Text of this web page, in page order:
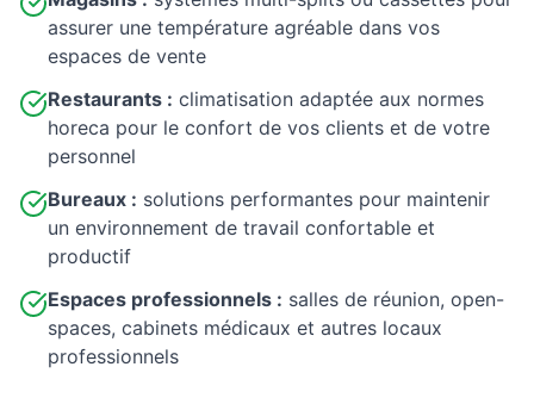
assurer une température agréable dans vos
espaces de vente
Restaurants : climatisation adaptée aux normes
horeca pour le confort de vos clients et de votre
personnel
Bureaux : solutions performantes pour maintenir
un environnement de travail confortable et
productif
Espaces professionnels : salles de réunion, open-
spaces, cabinets médicaux et autres locaux
professionnels